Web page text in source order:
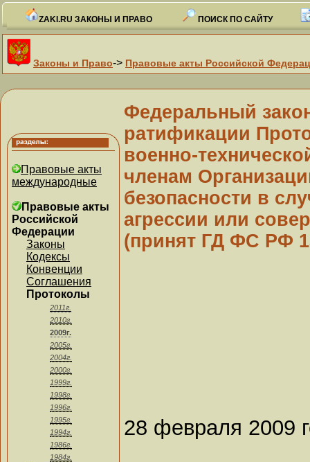
ZAKI.RU ЗАКОНЫ И ПРАВО ПОИСК ПО САЙТУ
Законы и Право-> Правовые акты Российской
Правовые акты
международные
Правовые акты
Российской
Федерации
Законы
Кодексы
Конвенции
Соглашения
Протоколы
2011г.
2010г.
2009г.
2005г.
2004г.
2000г.
1999г.
1998г.
1996г.
1995г.
1994г.
1986г.
1984г.
Федеральный
ратификации
военно-
членам
безопасности в
агрессии или
(принят ГД ФС РФ
28 февраля 2009